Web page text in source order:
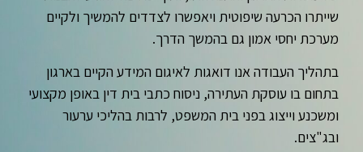
שייתרו הכרעה שיפוטית ויאפשרו לצדדים להמשיך ולקיים
מערכת יחסי אמון גם בהמשך הדרך.
בתהליך העבודה אנו דואגות לאיגום המידע הקיים בארגון
בתחום בו עוסקת העתירה, ניסוח כתבי בית דין באופן מקצועי
ומשכנע וייצוג בפני בית המשפט, לרבות בהליכי ערעור
ובג"צים.